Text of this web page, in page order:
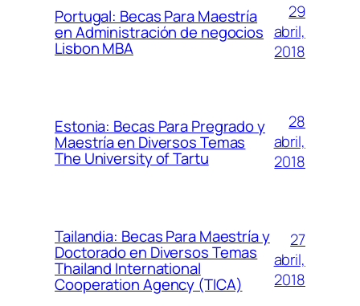
Portugal: Becas Para Maestría
en Administración de negocios
Lisbon MBA
29
abril,
2018
Estonia: Becas Para Pregrado y
Maestría en Diversos Temas
The University of Tartu
28
abril,
2018
Tailandia: Becas Para Maestría y
Doctorado en Diversos Temas
Thailand International
Cooperation Agency (TICA)
27
abril,
2018